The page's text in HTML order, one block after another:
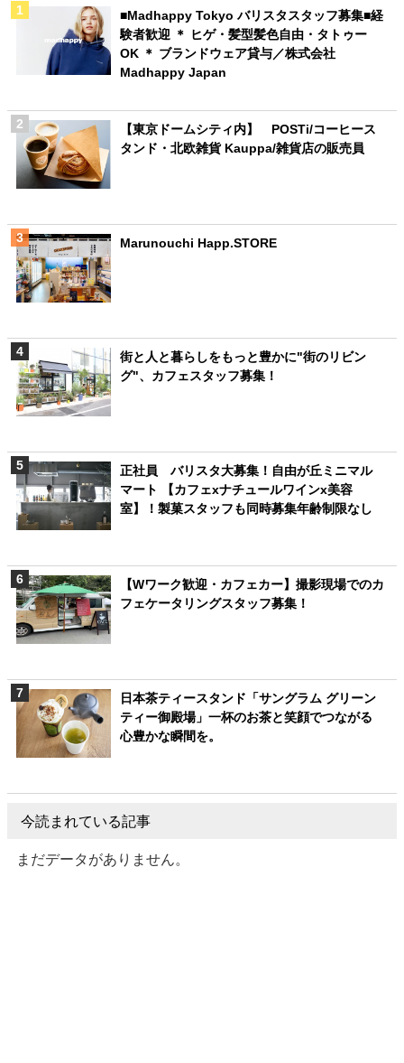
■Madhappy Tokyo バリスタスタッフ募集■経
験者歓迎 ＊ ヒゲ・髪型髪色自由・タトゥー
OK ＊ ブランドウェア貸与／株式会社
Madhappy Japan
【東京ドームシティ内】 POSTi/コーヒース
タンド・北欧雑貨 Kauppa/雑貨店の販売員
Marunouchi Happ.STORE
街と人と暮らしをもっと豊かに"街のリビン
グ"、カフェスタッフ募集！
正社員 バリスタ大募集！自由が丘ミニマル
マート 【カフェxナチュールワインx美容
室】！製菓スタッフも同時募集年齢制限なし
【Wワーク歓迎・カフェカー】撮影現場でのカ
フェケータリングスタッフ募集！
日本茶ティースタンド「サングラム グリーン
ティー御殿場」一杯のお茶と笑顔でつながる
心豊かな瞬間を。
今読まれている記事
まだデータがありません。